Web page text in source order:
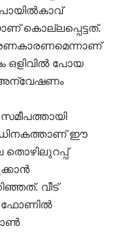
കൊല്ലപ്പെട്ടത്.
ഒളിവിൽ പോയ
അന്വേഷണം
സമീപത്തായി
ഈ
തൊഴിലുറപ്പ്
വീട്
ഫോണിൽ